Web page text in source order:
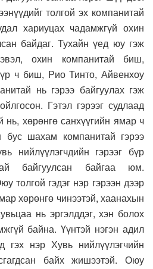
толгой эх компанитай
хариуцах чадамжгүй охин
байдаг. Тухайн үед юу гэж
охин компанитай биш,
ч биш, Рио Тинто, Айвенхоу
нь гэрээ байгуулах гэж
Гэтэл гэрээг судлаад
нь, хөрөнгө санхүүгийн ямар ч
бус шахам компанитай гэрээ
нийлүүлэгчдийн гэрээг бүр
байгуулсан байгаа юм.
толгой гэдэг нэр гэрээн дээр
хөрөнгө чинээтэй, хаанахын
нь эргэлддэг, хэн болох
байна. Үүнтэй нэгэн адил
гэх нэр Хувь нийлүүлэгчийн
байх жишээтэй. Оюу